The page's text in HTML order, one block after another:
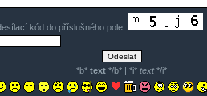
kód do příslušného pole:
*b*text */b* | *i*text*/i*